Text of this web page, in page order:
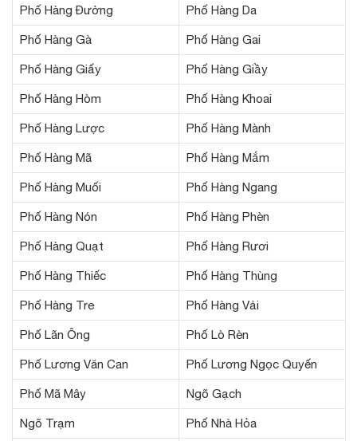
Phố Hàng Đường Phố Hàng Da
Phố Hàng Gà Phố Hàng Gai
Phố Hàng Giấy Phố Hàng Giầy
Phố Hàng Hòm Phố Hàng Khoai
Phố Hàng Lược Phố Hàng Mành
Phố Hàng Mã Phố Hàng Mắm
Phố Hàng Muối Phố Hàng Ngang
Phố Hàng Nón Phố Hàng Phèn
Phố Hàng Quạt Phố Hàng Rươi
Phố Hàng Thiếc Phố Hàng Thùng
Phố Hàng Tre Phố Hàng Vải
Phố Lãn Ông Phố Lò Rèn
Phố Lương Văn Can Phố Lương Ngọc Quyến
Phố Mã Mây Ngõ Gạch
Ngõ Trạm Phố Nhà Hỏa